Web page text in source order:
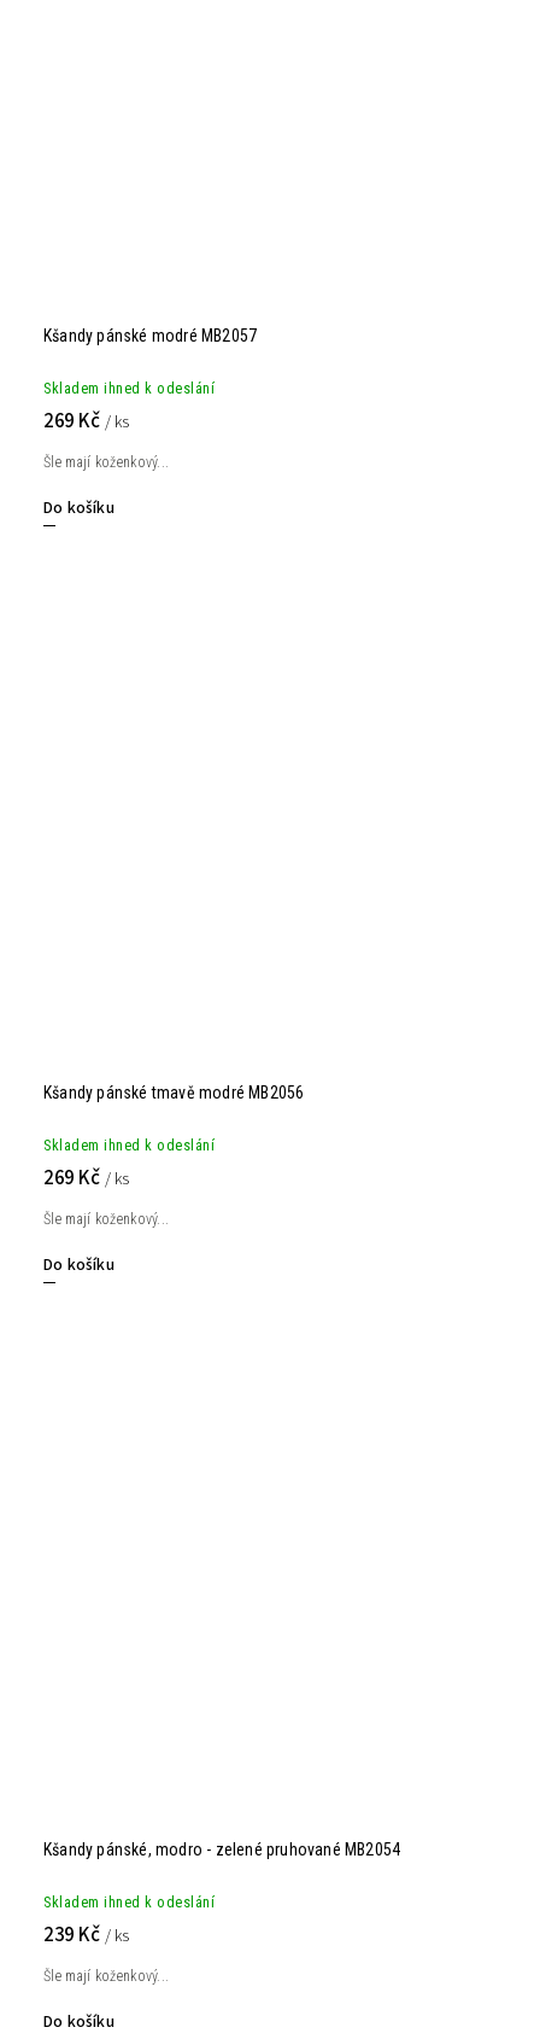
Kšandy pánské modré MB2057
Skladem ihned k odeslání
269 Kč / ks
Do košíku
Šle mají koženkový...
Kšandy pánské tmavě modré MB2056
Skladem ihned k odeslání
269 Kč / ks
Do košíku
Šle mají koženkový...
Kšandy pánské, modro - zelené pruhované MB2054
Skladem ihned k odeslání
239 Kč / ks
Do košíku
Šle mají koženkový...